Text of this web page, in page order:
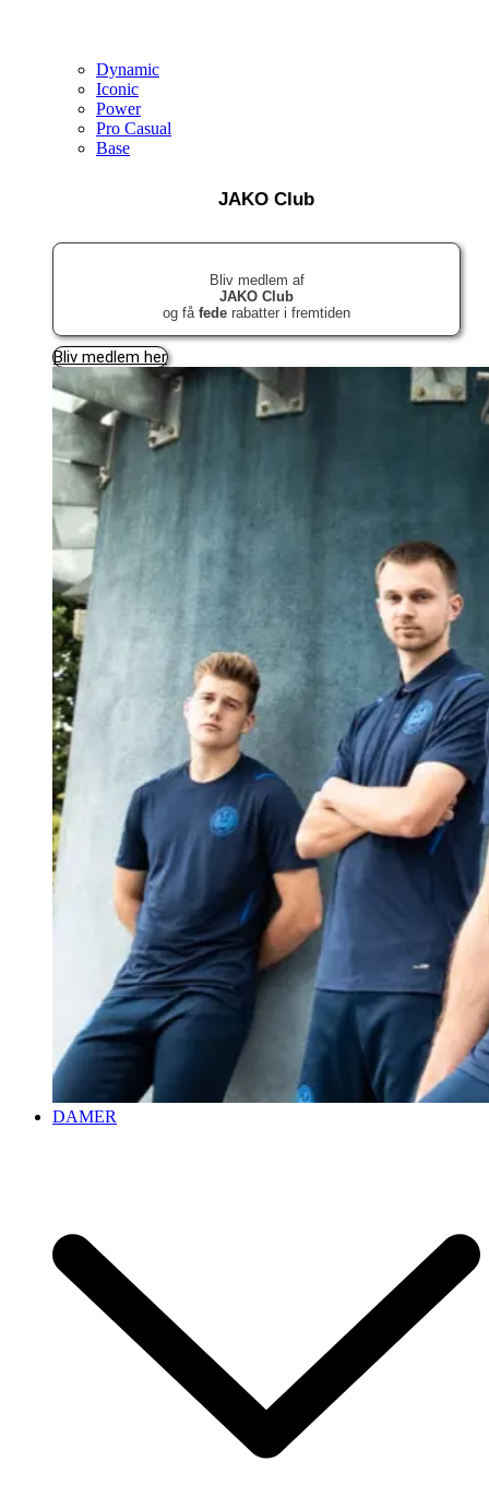
Dynamic
Iconic
Power
Pro Casual
Base
JAKO Club
Bliv medlem af
JAKO Club
og fåfede rabatter i fremtiden
Bliv medlem her
DAMER